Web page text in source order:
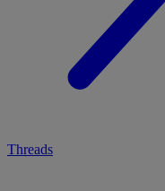
Threads